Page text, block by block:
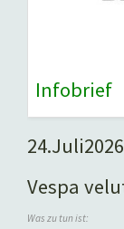
Infobrief
24.Juli2026
Vespa
Was zu tun ist: